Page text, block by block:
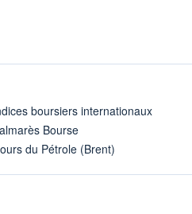
boursiers internationaux
Bourse
du Pétrole (Brent)